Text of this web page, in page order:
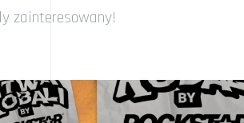
zainteresowany!